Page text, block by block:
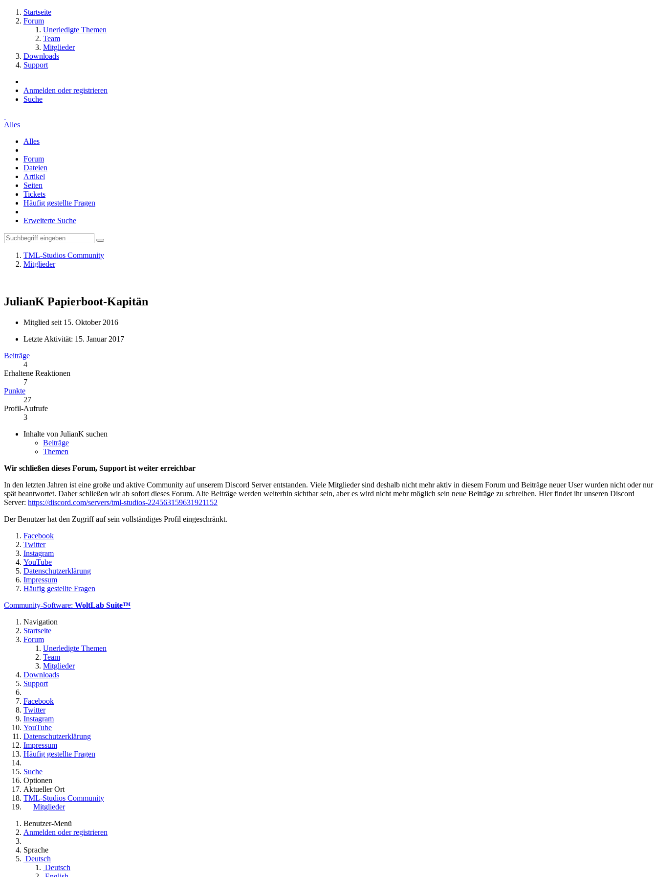
Startseite
Forum
Unerledigte Themen
Team
Mitglieder
Downloads
Support
Anmelden oder registrieren
Suche
Alles
Alles
Forum
Dateien
Artikel
Seiten
Tickets
Häufig gestellte Fragen
Erweiterte Suche
TML-Studios Community
Mitglieder
JulianK Papierboot-Kapitän
Mitglied seit 15. Oktober 2016
Letzte Aktivität: 15. Januar 2017
Beiträge
4
Erhaltene Reaktionen
7
Punkte
27
Profil-Aufrufe
3
Inhalte von JulianK suchen
Beiträge
Themen
Wir schließen dieses Forum, Support ist weiter erreichbar
In den letzten Jahren ist eine große und aktive Community auf unserem Discord Server entstanden. Viele Mitglieder sind deshalb nicht mehr aktiv in diesem Forum und Beiträge neuer User wurden nicht oder nur
spät beantwortet. Daher schließen wir ab sofort dieses Forum. Alte Beiträge werden weiterhin sichtbar sein, aber es wird nicht mehr möglich sein neue Beiträge zu schreiben. Hier findet ihr unseren Discord
Server: https://discord.com/servers/tml-studios-224563159631921152
Der Benutzer hat den Zugriff auf sein vollständiges Profil eingeschränkt.
Facebook
Twitter
Instagram
YouTube
Datenschutzerklärung
Impressum
Häufig gestellte Fragen
Community-Software: WoltLab Suite™
Navigation
Startseite
Forum
Unerledigte Themen
Team
Mitglieder
Downloads
Support
Facebook
Twitter
Instagram
YouTube
Datenschutzerklärung
Impressum
Häufig gestellte Fragen
Suche
Optionen
Aktueller Ort
TML-Studios Community
Mitglieder
Benutzer-Menü
Anmelden oder registrieren
Sprache
Deutsch
Deutsch